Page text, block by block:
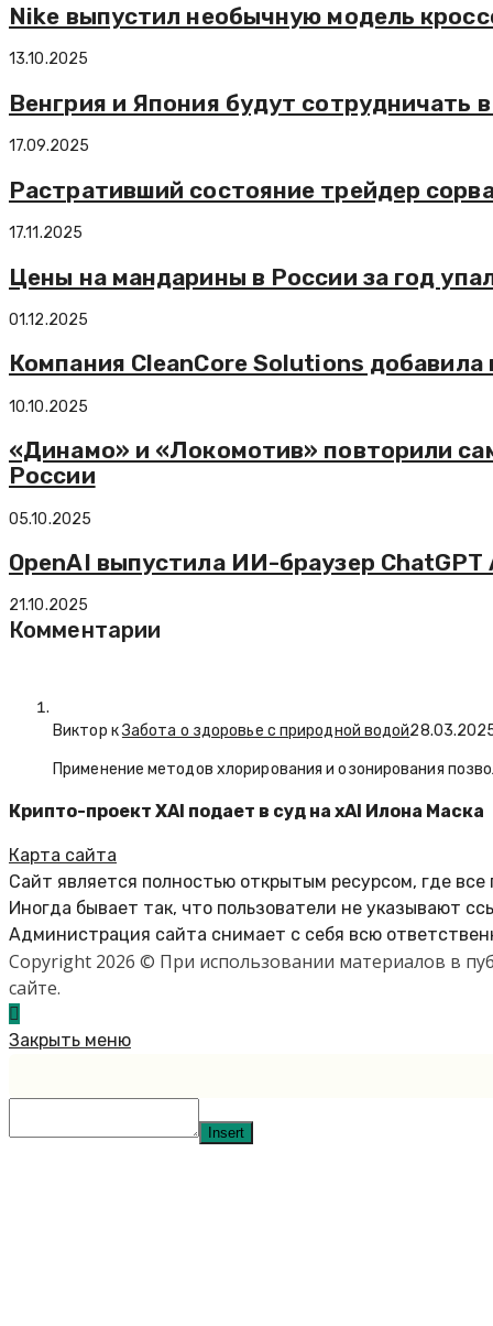
Nike выпустил необычную модель
13.10.2025
Венгрия и Япония будут сотрудничать
17.09.2025
Растративший состояние трейдер
17.11.2025
Цены на мандарины в России за год
01.12.2025
Компания CleanCore Solutions добавила
10.10.2025
«Динамо» и «Локомотив» повторили
России
05.10.2025
OpenAI выпустила ИИ-браузер
21.10.2025
Комментарии
Виктор кЗабота о здоровье с природной водой
Применение методов хлорирования и озонирования
Крипто-проект XAI подает в суд на xAI Илона Маска
Карта сайта
Сайт является полностью открытым ресурсом, где
Иногда бывает так, что пользователи не указывают
Администрация сайта снимает с себя всю
Copyright 2026 © При использовании материалов в
сайте.
Закрыть меню
Insert